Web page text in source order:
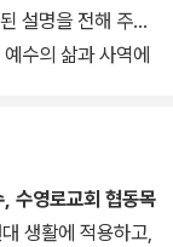
하게 하였다. 학자
경 본문에 충실히
설명을 전해 주는
수의 삶과 사역에
수영로교회 협동목
생활에 적용하고,